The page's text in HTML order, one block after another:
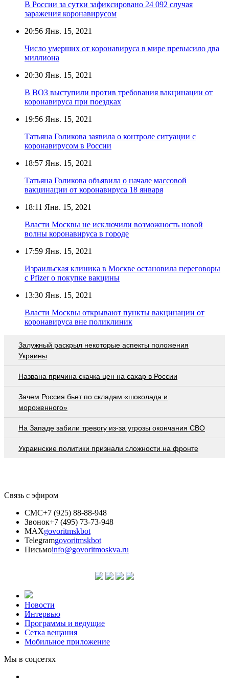
В России за сутки зафиксировано 24 092 случая
заражения коронавирусом
20:56 Янв. 15, 2021
Число умерших от коронавируса в мире превысило два
миллиона
20:30 Янв. 15, 2021
В ВОЗ выступили против требования вакцинации от
коронавируса при поездках
19:56 Янв. 15, 2021
Татьяна Голикова заявила о контроле ситуации с
коронавирусом в России
18:57 Янв. 15, 2021
Татьяна Голикова объявила о начале массовой
вакцинации от коронавируса 18 января
18:11 Янв. 15, 2021
Власти Москвы не исключили возможность новой
волны коронавируса в городе
17:59 Янв. 15, 2021
Израильская клиника в Москве остановила переговоры
с Pfizer о покупке вакцины
13:30 Янв. 15, 2021
Власти Москвы открывают пункты вакцинации от
коронавируса вне поликлиник
Залужный раскрыл некоторые аспекты положения
Украины
Названа причина скачка цен на сахар в России
Зачем Россия бьет по складам «шоколада и
мороженного»
На Западе забили тревогу из-за угрозы окончания СВО
Украинские политики признали сложности на фронте
Связь с эфиром
СМС+7 (925) 88-88-948
Звонок+7 (495) 73-73-948
MAXgovoritmskbot
Telegramgovoritmskbot
Письмоinfo@govoritmoskva.ru
Новости
Интервью
Программы и ведущие
Сетка вещания
Мобильное приложение
Мы в соцсетях